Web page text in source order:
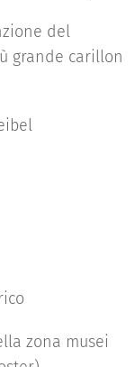
del
grande carillon
zona musei